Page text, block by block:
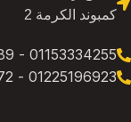
كمبوند الكرمة 2
01153334255 - 01276733389
01225196923 - 01116674672